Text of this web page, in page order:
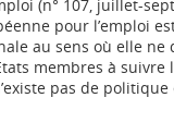
(n° 107, juillet-
pour l’emploi
au sens où elle ne
membres à suivre
pas de